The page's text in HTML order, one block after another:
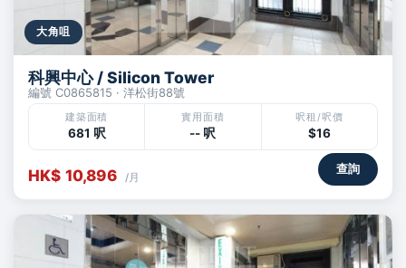
大角咀
科興中心 / Silicon Tower
編號 C0865815 · 洋松街88號
建築面積
681 呎
實用面積
-- 呎
呎租/呎價
$16
HK$ 10,896 /月
查詢